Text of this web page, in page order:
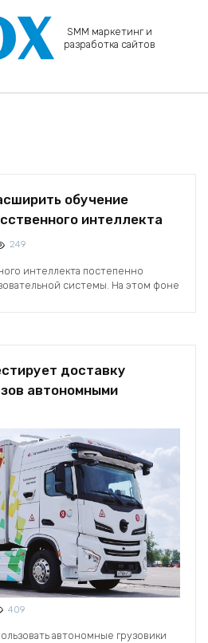
SMM маркетинг и
разработка сайтов
обучение
интеллекта
249
интеллекта постепенно
системы. На этом фоне
доставку
автономными
409
автономные грузовики